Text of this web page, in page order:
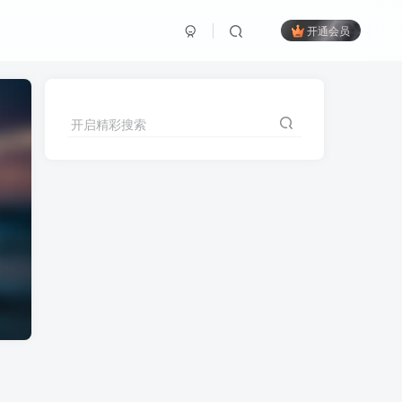
开通会员
开启精彩搜索